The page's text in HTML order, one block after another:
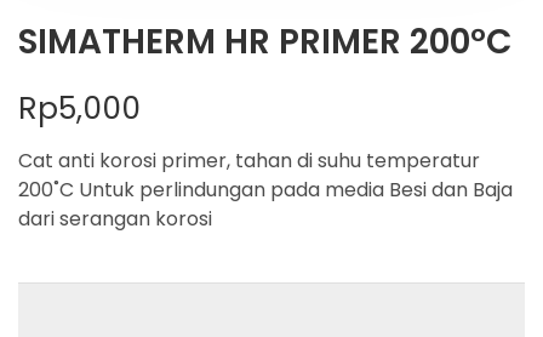
SIMATHERM HR PRIMER 200°C
Rp5,000
Cat anti korosi primer, tahan di suhu temperatur
200˚C Untuk perlindungan pada media Besi dan Baja
dari serangan korosi